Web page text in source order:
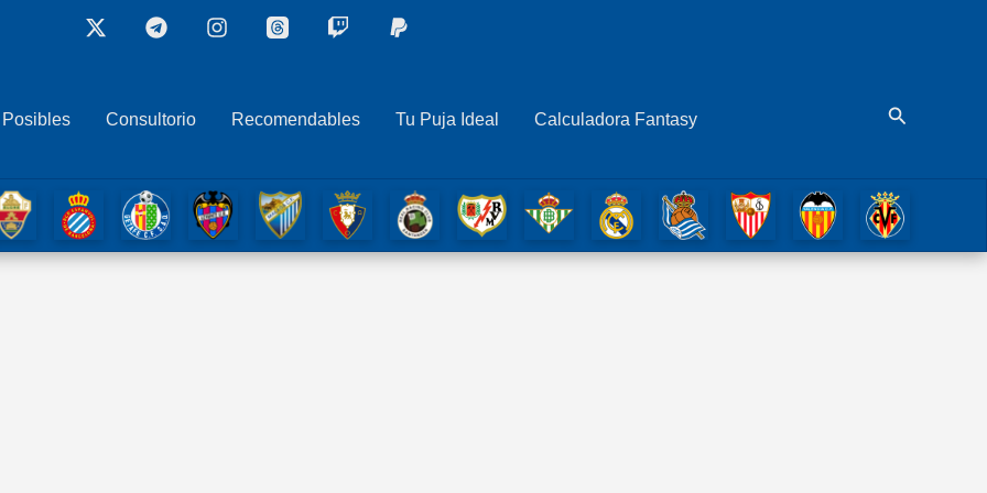
Consultorio Recomendables Tu Puja Ideal Calculadora Fantasy Buscar